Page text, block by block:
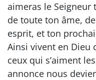
aimeras le
de toute ton âme,
esprit, et ton
Ainsi vivent en Dieu
ceux qui s’aiment
annonce nous